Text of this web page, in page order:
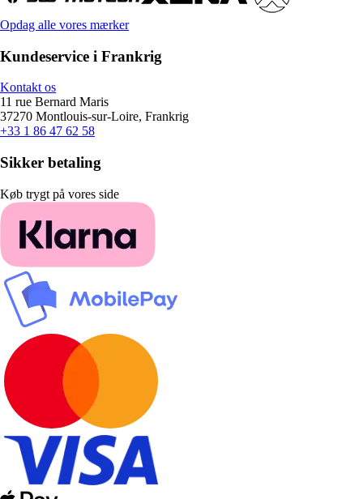
Opdag alle vores mærker
Kundeservice i Frankrig
Kontakt os
11 rue Bernard Maris
37270 Montlouis-sur-Loire, Frankrig
+33 1 86 47 62 58
Sikker betaling
Køb trygt på vores side